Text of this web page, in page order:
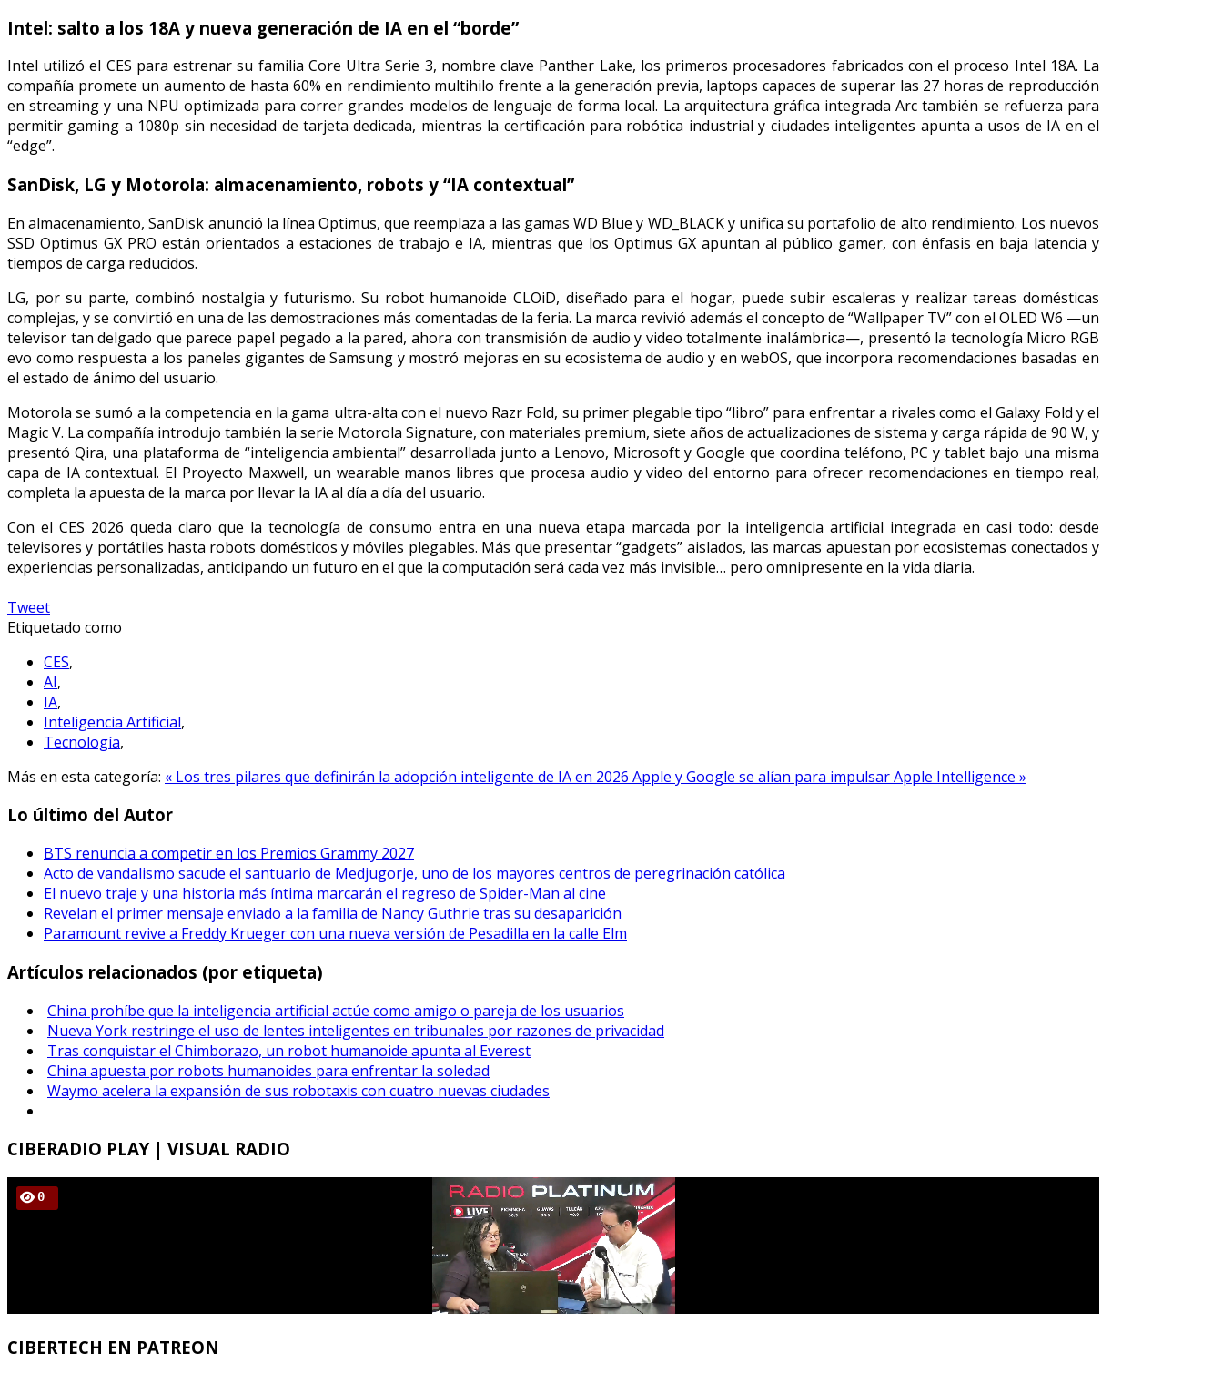
Intel: salto a los 18A y nueva generación de IA en el “borde”
Intel utilizó el CES para estrenar su familia Core Ultra Serie 3, nombre clave Panther Lake, los primeros procesadores fabricados con el proceso Intel 18A. La
compañía promete un aumento de hasta 60% en rendimiento multihilo frente a la generación previa, laptops capaces de superar las 27 horas de reproducción
en streaming y una NPU optimizada para correr grandes modelos de lenguaje de forma local. La arquitectura gráfica integrada Arc también se refuerza para
permitir gaming a 1080p sin necesidad de tarjeta dedicada, mientras la certificación para robótica industrial y ciudades inteligentes apunta a usos de IA en el
“edge”.
SanDisk, LG y Motorola: almacenamiento, robots y “IA contextual”
En almacenamiento, SanDisk anunció la línea Optimus, que reemplaza a las gamas WD Blue y WD_BLACK y unifica su portafolio de alto rendimiento. Los nuevos
SSD Optimus GX PRO están orientados a estaciones de trabajo e IA, mientras que los Optimus GX apuntan al público gamer, con énfasis en baja latencia y
tiempos de carga reducidos.
LG, por su parte, combinó nostalgia y futurismo. Su robot humanoide CLOiD, diseñado para el hogar, puede subir escaleras y realizar tareas domésticas
complejas, y se convirtió en una de las demostraciones más comentadas de la feria. La marca revivió además el concepto de “Wallpaper TV” con el OLED W6 —un
televisor tan delgado que parece papel pegado a la pared, ahora con transmisión de audio y video totalmente inalámbrica—, presentó la tecnología Micro RGB
evo como respuesta a los paneles gigantes de Samsung y mostró mejoras en su ecosistema de audio y en webOS, que incorpora recomendaciones basadas en
el estado de ánimo del usuario.
Motorola se sumó a la competencia en la gama ultra-alta con el nuevo Razr Fold, su primer plegable tipo “libro” para enfrentar a rivales como el Galaxy Fold y el
Magic V. La compañía introdujo también la serie Motorola Signature, con materiales premium, siete años de actualizaciones de sistema y carga rápida de 90 W, y
presentó Qira, una plataforma de “inteligencia ambiental” desarrollada junto a Lenovo, Microsoft y Google que coordina teléfono, PC y tablet bajo una misma
capa de IA contextual. El Proyecto Maxwell, un wearable manos libres que procesa audio y video del entorno para ofrecer recomendaciones en tiempo real,
completa la apuesta de la marca por llevar la IA al día a día del usuario.
Con el CES 2026 queda claro que la tecnología de consumo entra en una nueva etapa marcada por la inteligencia artificial integrada en casi todo: desde
televisores y portátiles hasta robots domésticos y móviles plegables. Más que presentar “gadgets” aislados, las marcas apuestan por ecosistemas conectados y
experiencias personalizadas, anticipando un futuro en el que la computación será cada vez más invisible… pero omnipresente en la vida diaria.
Tweet
Etiquetado como
CES,
AI,
IA,
Inteligencia Artificial,
Tecnología,
Más en esta categoría: « Los tres pilares que definirán la adopción inteligente de IA en 2026 Apple y Google se alían para impulsar Apple Intelligence »
Lo último del Autor
BTS renuncia a competir en los Premios Grammy 2027
Acto de vandalismo sacude el santuario de Medjugorje, uno de los mayores centros de peregrinación católica
El nuevo traje y una historia más íntima marcarán el regreso de Spider-Man al cine
Revelan el primer mensaje enviado a la familia de Nancy Guthrie tras su desaparición
Paramount revive a Freddy Krueger con una nueva versión de Pesadilla en la calle Elm
Artículos relacionados (por etiqueta)
China prohíbe que la inteligencia artificial actúe como amigo o pareja de los usuarios
Nueva York restringe el uso de lentes inteligentes en tribunales por razones de privacidad
Tras conquistar el Chimborazo, un robot humanoide apunta al Everest
China apuesta por robots humanoides para enfrentar la soledad
Waymo acelera la expansión de sus robotaxis con cuatro nuevas ciudades
CIBERADIO PLAY | VISUAL RADIO
CIBERTECH EN PATREON